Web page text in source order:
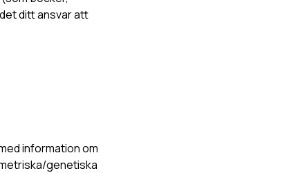
ditt ansvar att
information om
genetiska